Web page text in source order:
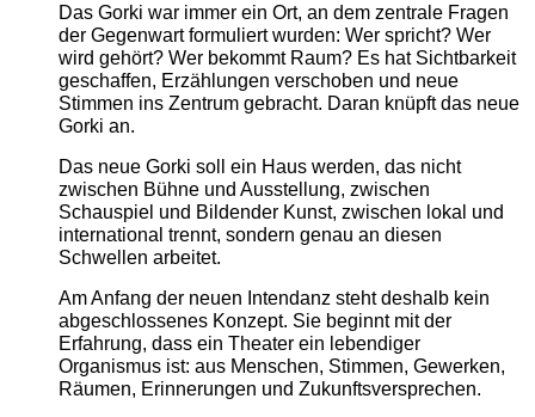
Das Gorki war immer ein Ort, an dem zentrale Fragen
der Gegenwart formuliert wurden: Wer spricht? Wer
wird gehört? Wer bekommt Raum? Es hat Sichtbarkeit
geschaffen, Erzählungen verschoben und neue
Stimmen ins Zentrum gebracht. Daran knüpft das neue
Gorki an.
Das neue Gorki soll ein Haus werden, das nicht
zwischen Bühne und Ausstellung, zwischen
Schauspiel und Bildender Kunst, zwischen lokal und
international trennt, sondern genau an diesen
Schwellen arbeitet.
Am Anfang der neuen Intendanz steht deshalb kein
abgeschlossenes Konzept. Sie beginnt mit der
Erfahrung, dass ein Theater ein lebendiger
Organismus ist: aus Menschen, Stimmen, Gewerken,
Räumen, Erinnerungen und Zukunftsversprechen.